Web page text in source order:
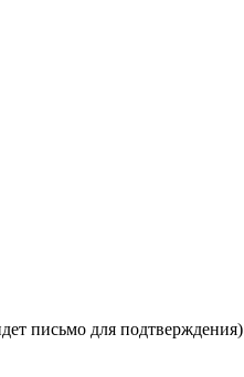
письмо для подтверждения)